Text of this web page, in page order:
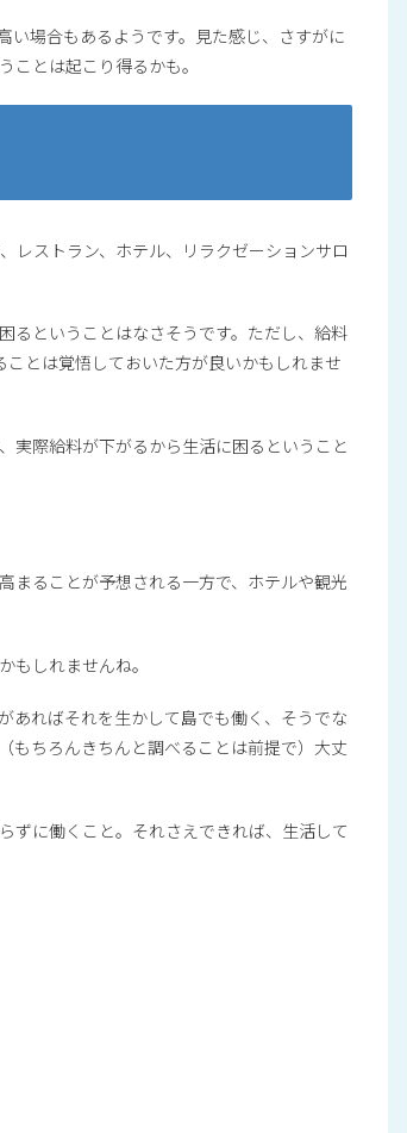
い場合もあるようです。見た感じ、さすがに
とは起こり得るかも。
レストラン、ホテル、リラクゼーションサロ
るということはなさそうです。ただし、給料
とは覚悟しておいた方が良いかもしれませ
実際給料が下がるから生活に困るということ
まることが予想される一方で、ホテルや観光
もしれませんね。
あればそれを生かして島でも働く、そうでな
もちろんきちんと調べることは前提で）大丈
ずに働くこと。それさえできれば、生活して